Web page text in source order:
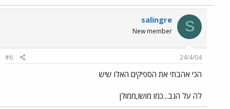
S
salingre
New member
24/4/04
#6
הכי אהבתי את הספיקים האלו שיש
לה על הגב...כמו מושו,ממולן